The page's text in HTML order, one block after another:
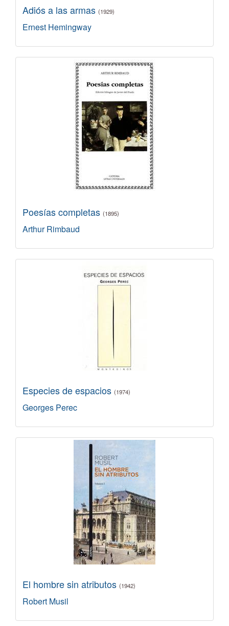
Adiós a las armas (1929)
Ernest Hemingway
Poesías completas (1895)
Arthur Rimbaud
Especies de espacios (1974)
Georges Perec
El hombre sin atributos (1942)
Robert Musil